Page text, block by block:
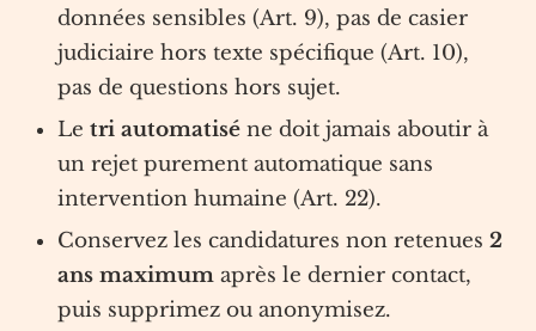
données sensibles (Art. 9), pas de casier
judiciaire hors texte spécifique (Art. 10),
pas de questions hors sujet.
Le tri automatisé ne doit jamais aboutir à
un rejet purement automatique sans
intervention humaine (Art. 22).
Conservez les candidatures non retenues 2
ans maximum après le dernier contact,
puis supprimez ou anonymisez.